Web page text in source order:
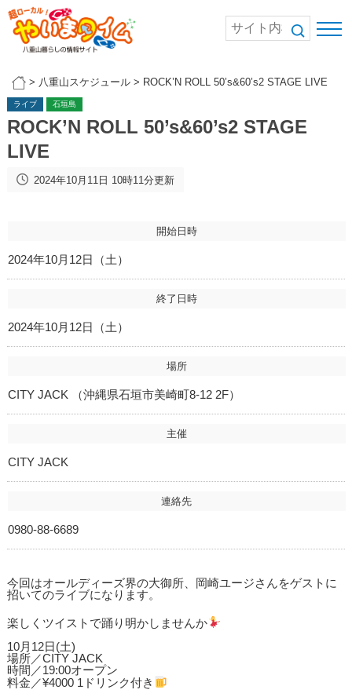
> 八重山スケジュール> ROCK’N ROLL 50’s&60’s2 STAGE LIVE
ライブ 石垣島
ROCK’N ROLL 50’s&60’s2 STAGE
LIVE
2024年10月11日 10時11分更新
開始日時
2024年10月12日（土）
終了日時
2024年10月12日（土）
場所
CITY JACK （沖縄県石垣市美崎町8-12 2F）
主催
CITY JACK
連絡先
0980-88-6689
今回はオールディーズ界の大御所、岡崎ユージさんをゲストに
招いてのライブになります。
楽しくツイストで踊り明かしませんか
10月12日(土)
場所／CITY JACK
時間／19:00オープン
料金／¥4000 1ドリンク付き